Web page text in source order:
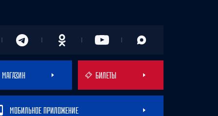
МАГАЗИН БИЛЕТЫ
МОБИЛЬНОЕ ПРИЛОЖЕНИЕ